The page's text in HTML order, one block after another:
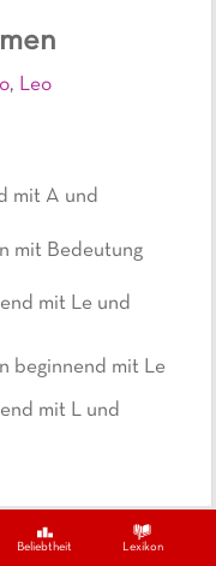
Beliebtheit Lexikon
, Leo
mit A und
mit Bedeutung
mit Le und
beginnend mit Le
mit L und